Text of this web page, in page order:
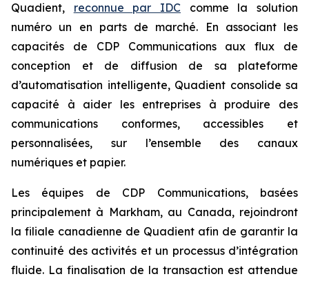
Quadient, reconnue par IDC comme la solution
numéro un en parts de marché. En associant les
capacités de CDP Communications aux flux de
conception et de diffusion de sa plateforme
d’automatisation intelligente, Quadient consolide sa
capacité à aider les entreprises à produire des
communications conformes, accessibles et
personnalisées, sur l’ensemble des canaux
numériques et papier.
Les équipes de CDP Communications, basées
principalement à Markham, au Canada, rejoindront
la filiale canadienne de Quadient afin de garantir la
continuité des activités et un processus d’intégration
fluide. La finalisation de la transaction est attendue